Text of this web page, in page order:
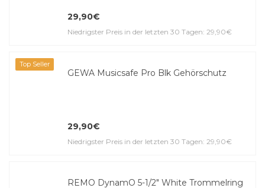
29,90€
Niedrigster Preis in der letzten 30 Tagen: 29,90€
Top Seller
GEWA Musicsafe Pro Blk Gehörschutz
29,90€
Niedrigster Preis in der letzten 30 Tagen: 29,90€
REMO DynamO 5-1/2" White Trommelring